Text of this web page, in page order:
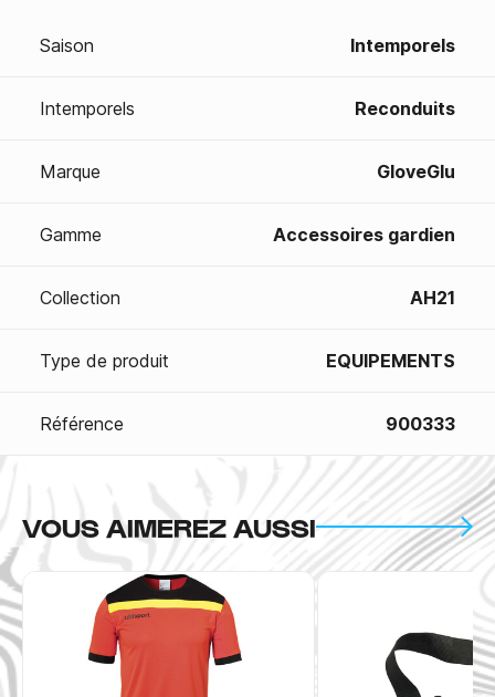
Saison Intemporels
Intemporels Reconduits
Marque GloveGlu
Gamme Accessoires gardien
Collection AH21
Type de produit EQUIPEMENTS
Référence 900333
VOUS AIMEREZ AUSSI